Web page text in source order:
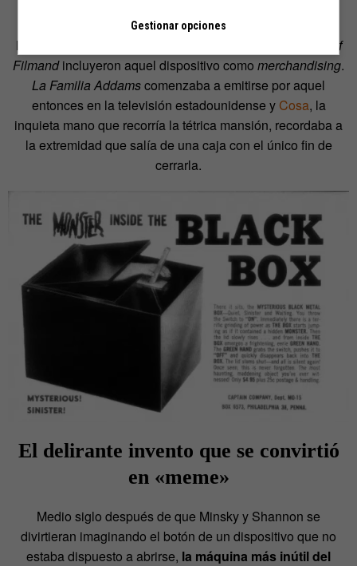
Las revistas de terror
Famous Monsters of
Filmandincluyeron aquel dispositivo como merchandising.
La Familia Addamscomenzaba a emitirse por aquel
entonces en la televisión estadounidense y Cosa, la
inquieta mano que recorría la tétrica mansión, recordaba a
la extremidad que salía de una caja con el único fin de
cerrarla.
El delirante invento que se convirtió
en «meme»
Medio siglo después de que Minsky y Shannon se
divirtieran imaginando el botón de un dispositivo que no
estaba dispuesto a abrirse, la máquina más inútil del
Gestionar opciones